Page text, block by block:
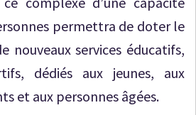
permettra de doter le
nouveaux services éducatifs,
dédiés aux jeunes, aux
et aux personnes âgées.